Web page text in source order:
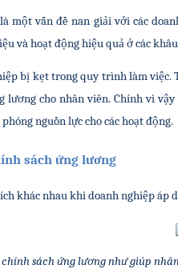
một vấn đề nan giải với các
và hoạt động hiệu quả ở các
bị kẹt trong quy trình làm việc.
lương cho nhân viên. Chính vì
nguồn lực cho các hoạt động.
sách ứng lương
khác nhau khi doanh nghiệp áp
sách ứng lương như giúp